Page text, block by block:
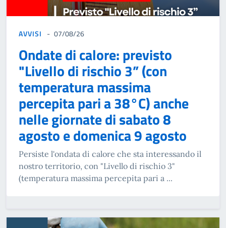
AVVISI 07/08/26
Ondate di calore: previsto
"Livello di rischio 3” (con
temperatura massima
percepita pari a 38°C) anche
nelle giornate di sabato 8
agosto e domenica 9 agosto
Persiste l'ondata di calore che sta interessando il
nostro territorio, con "Livello di rischio 3"
(temperatura massima percepita pari a ...